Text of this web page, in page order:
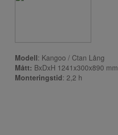
Modell: Kangoo / Ctan Lång
Mått: BxDxH 1241x300x890 mm
Monteringstid: 2,2 h